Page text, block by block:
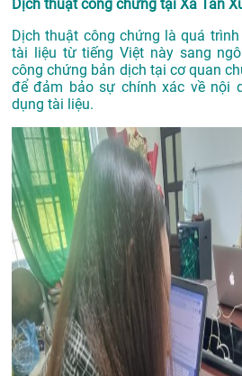
Dịch thuật công chứng tại Xã Tân
Dịch thuật công chứng là quá
tài liệu từ tiếng Việt này sang
công chứng bản dịch tại cơ quan
để đảm bảo sự chính xác về nội
dụng tài liệu.